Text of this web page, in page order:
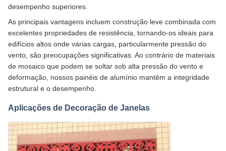
desempenho superiores.
As principais vantagens incluem construção leve combinada com
excelentes propriedades de resistência, tornando-os ideais para
edifícios altos onde várias cargas, particularmente pressão do
vento, são preocupações significativas. Ao contrário de materiais
de mosaico que podem se soltar sob alta pressão do vento e
deformação, nossos painéis de alumínio mantêm a integridade
estrutural e o desempenho.
Aplicações de Decoração de Janelas